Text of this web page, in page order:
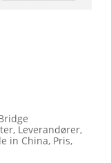
Leverandører,
in China, Pris,